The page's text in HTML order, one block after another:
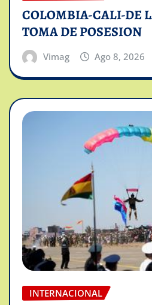
COLOMBIA-CALI-DE
TOMA DE POSESION
Vimag Ago 8, 2026
INTERNACIONAL